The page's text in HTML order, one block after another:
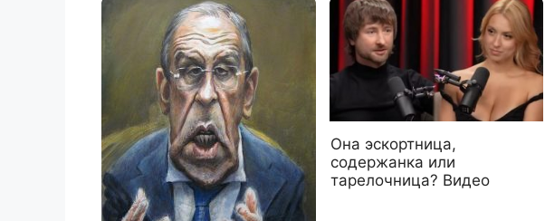
Она эскортница,
содержанка или
тарелочница? Видео